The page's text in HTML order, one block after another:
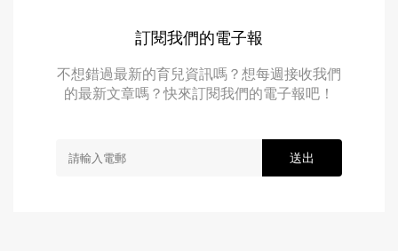
訂閱我們的電子報
不想錯過最新的育兒資訊嗎？想每週接收我們
的最新文章嗎？快來訂閱我們的電子報吧！
送出